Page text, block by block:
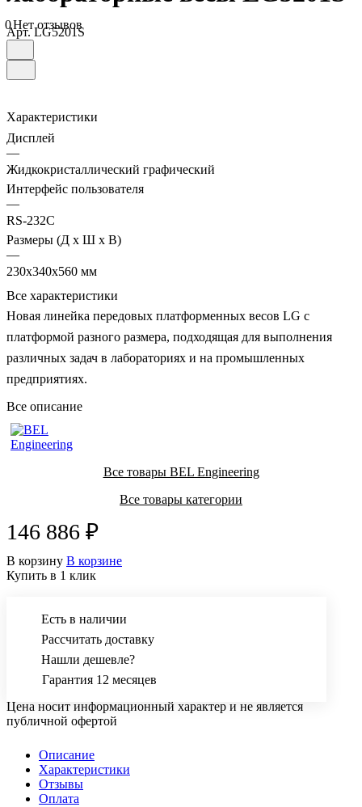
0Нет отзывов
Арт.LG5201S
Характеристики
Дисплей
—
Жидкокристаллический графический
Интерфейс пользователя
—
RS-232C
Размеры (Д х Ш х В)
—
230x340x560 мм
Все характеристики
Новая линейка передовых платформенных весов LG с
платформой разного размера, подходящая для выполнения
различных задач в лабораториях и на промышленных
предприятиях.
Все описание
Все товары BEL Engineering
Все товары категории
146 886 ₽
В корзину В корзине
Купить в 1 клик
Есть в наличии
Рассчитать доставку
Нашли дешевле?
Гарантия 12 месяцев
Цена носит информационный характер и не является
публичной офертой
Описание
Характеристики
Отзывы
Оплата